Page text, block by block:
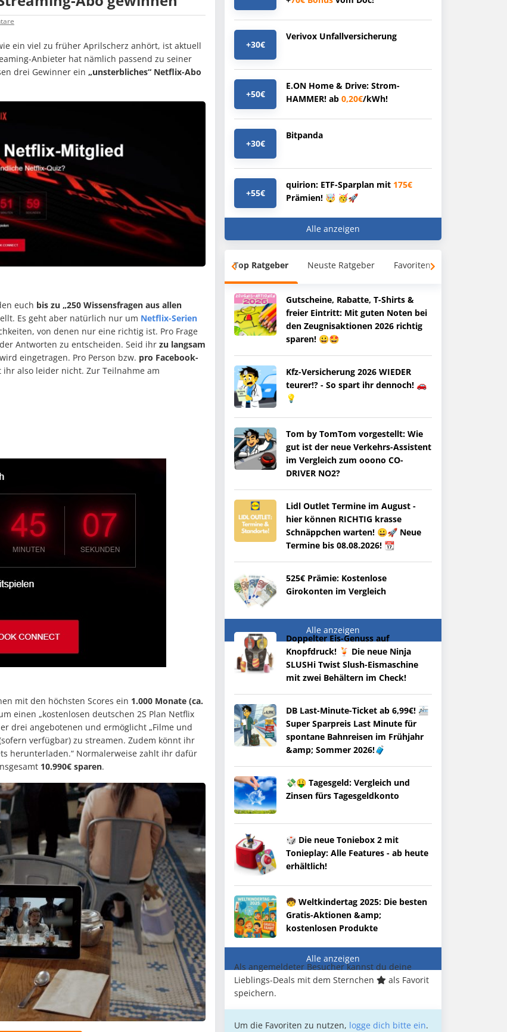
ein viel zu früher Aprilscherz anhört, ist aktuell
Anbieter hat nämlich passend zu seiner
drei Gewinner ein „unsterbliches“ Netflix-Abo
euch bis zu „250 Wissensfragen aus allen
Es geht aber natürlich nur um Netflix-Serien
von denen nur eine richtig ist. Pro Frage
Antworten zu entscheiden. Seid ihr zu langsam
eingetragen. Pro Person bzw. pro Facebook-
also leider nicht. Zur Teilnahme am
mit den höchsten Scores ein 1.000 Monate (ca.
einen „kostenlosen deutschen 2S Plan Netflix
drei angebotenen und ermöglicht „Filme und
verfügbar) zu streamen. Zudem könnt ihr
herunterladen.“ Normalerweise zahlt ihr dafür
10.990€ sparen.
+30€
Verivox Unfallversicherung
+50€
E.ON Home & Drive: Strom-
HAMMER! ab 0,20€/kWh!
+30€
Bitpanda
+55€
quirion: ETF-Sparplan mit 175€
Prämien! 🤯 🥳🚀
Alle anzeigen
Top Ratgeber Neuste Ratgeber Favoriten
Gutscheine, Rabatte, T-Shirts &
freier Eintritt: Mit guten Noten bei
den Zeugnisaktionen 2026 richtig
sparen! 😀🤩
Kfz-Versicherung 2026 WIEDER
teurer!? - So spart ihr dennoch! 🚗
💡
Tom by TomTom vorgestellt: Wie
gut ist der neue Verkehrs-Assistent
im Vergleich zum ooono CO-
DRIVER NO2?
Lidl Outlet Termine im August -
hier können RICHTIG krasse
Schnäppchen warten! 😀🚀 Neue
Termine bis 08.08.2026! 📆
525€ Prämie: Kostenlose
Girokonten im Vergleich
Alle anzeigen
Doppelter Eis-Genuss auf
Knopfdruck! 🍹 Die neue Ninja
SLUSHi Twist Slush-Eismaschine
mit zwei Behältern im Check!
DB Last-Minute-Ticket ab 6,99€! 🚈
Super Sparpreis Last Minute für
spontane Bahnreisen im Frühjahr
&amp; Sommer 2026!🧳
💸🤑 Tagesgeld: Vergleich und
Zinsen fürs Tagesgeldkonto
🎲 Die neue Toniebox 2 mit
Tonieplay: Alle Features - ab heute
erhältlich!
🧒 Weltkindertag 2025: Die besten
Gratis-Aktionen &amp;
kostenlosen Produkte
Alle anzeigen
Als angemeldeter Besucher kannst du deine
Lieblings-Deals mit dem Sternchen
als Favorit
speichern.
Um die Favoriten zu nutzen, logge dich bitte ein.